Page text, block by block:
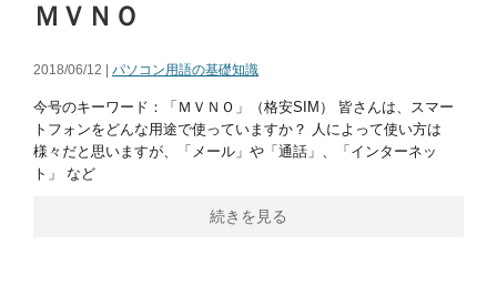
ＭＶＮＯ
2018/06/12 | パソコン用語の基礎知識
今号のキーワード：「ＭＶＮＯ」（格安SIM） 皆さんは、スマー
トフォンをどんな用途で使っていますか？ 人によって使い方は
様々だと思いますが、「メール」や「通話」、「インターネッ
ト」 など
続きを見る